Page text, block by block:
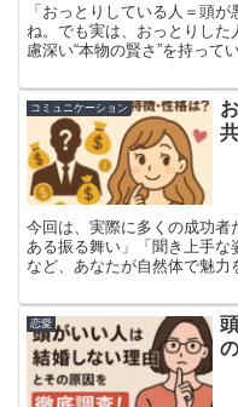
「おっとりしている人＝頭
ね。でも実は、おっとりした
慮深い“本物の賢さ”を持って
性。今回は、そんなおっと
りお伝えしていきますね。
ね！
コミュニケーション
今回は、実際に多くの成功
ある振る舞い」「聞き上手な
など、あなたが自然体で魅力
恋愛